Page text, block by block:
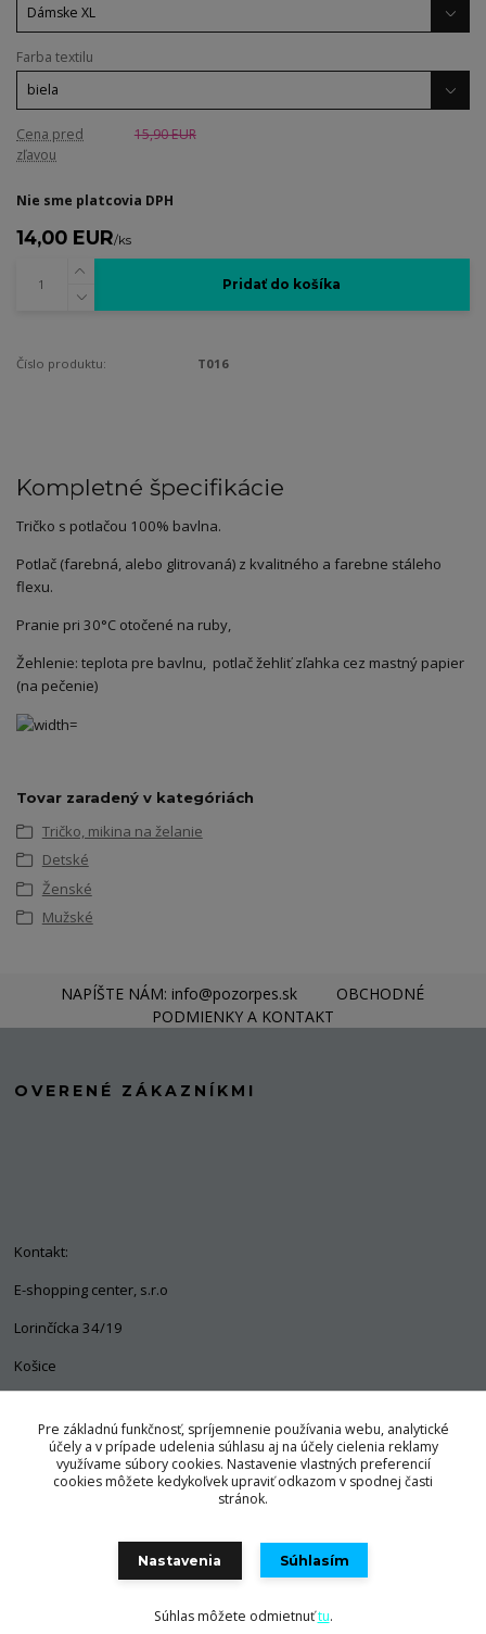
Farba textilu
Cena pred
zľavou
15,90 EUR
Nie sme platcovia DPH
14,00 EUR/ks
Pridať do košíka
Číslo produktu: T016
Kompletné špecifikácie
Tričko s potlačou 100% bavlna.
Potlač (farebná, alebo glitrovaná) z kvalitného a farebne stáleho
flexu.
Pranie pri 30°C otočené na ruby,
Žehlenie: teplota pre bavlnu, potlač žehliť zľahka cez mastný papier
(na pečenie)
Tovar zaradený v kategóriách
Tričko, mikina na želanie
Detské
Ženské
Mužské
NAPÍŠTE NÁM: info@pozorpes.sk
OBCHODNÉ
PODMIENKY A KONTAKT
OVERENÉ ZÁKAZNÍKMI
Kontakt:
E-shopping center, s.r.o
Lorinčícka 34/19
Košice
+421 903 563 637
info@pozorpes.sk
Vytvorené na
Eshop-rychlo.sk
Pre základnú funkčnosť, spríjemnenie používania webu, analytické
účely a v prípade udelenia súhlasu aj na účely cielenia reklamy
využívame súbory cookies. Nastavenie vlastných preferencií
cookies môžete kedykoľvek upraviť odkazom v spodnej časti
stránok.
Nastavenia Súhlasím
Súhlas môžete odmietnuťtu.